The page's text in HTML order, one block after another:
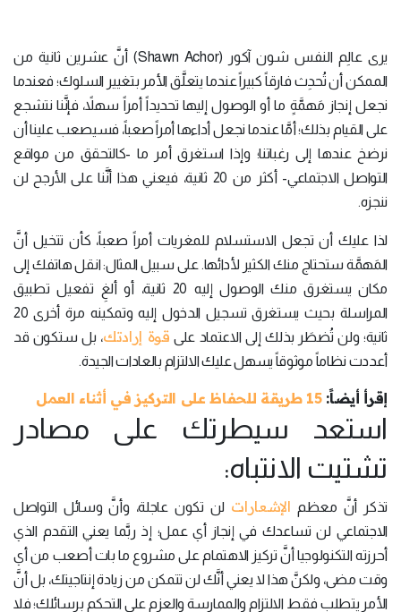
يرى عالِم النفس شون آكور (Shawn Achor) أنَّ عشرين ثانية من
الممكن أن تُحدِث فارقاً كبيراً عندما يتعلَّق الأمر بتغيير السلوك؛ فعندما
نجعل إنجاز مَهمَّةٍ ما أو الوصول إليها تحديداً أمراً سهلاً، فإنَّنا نتشجع
على القيام بذلك؛ أمَّا عندما نجعل أداءها أمراً صعباً، فسيصعب علينا أن
نرضخ عندها إلى رغباتنا؛ وإذا استغرق أمر ما -كالتحقق من مواقع
التواصل الاجتماعي- أكثر من 20 ثانية، فيعني هذا أنَّنا على الأرجح لن
ننجزه.
لذا عليك أن تجعل الاستسلام للمغريات أمراً صعباً، كأن تتخيل أنَّ
المَهمَّة ستحتاج منك الكثير لأدائها. على سبيل المثال: انقل هاتفك إلى
مكان يستغرق منك الوصول إليه 20 ثانية، أو ألغِ تفعيل تطبيق
المراسلة بحيث يستغرق تسجيل الدخول إليه وتمكينه مرة أخرى 20
ثانية؛ ولن تُضطَر بذلك إلى الاعتماد على قوة إرادتك، بل ستكون قد
أعددت نظاماً موثوقاً يسهل عليك الالتزام بالعادات الجيدة.
إقرأ أيضاً:15 طريقة للحفاظ على التركيز في أثناء العمل
استعد سيطرتك على مصادر
تشتيت الانتباه:
تذكر أنَّ معظم الإشعارات لن تكون عاجلة، وأنَّ وسائل التواصل
الاجتماعي لن تساعدك في إنجاز أي عمل؛ إذ ربَّما يعني التقدم الذي
أحرزته التكنولوجيا أنَّ تركيز الاهتمام على مشروع ما بات أصعب من أي
وقت مضى، ولكنَّ هذا لا يعني أنَّك لن تتمكن من زيادة إنتاجيتك، بل أنَّ
الأمر يتطلب فقط الالتزام والممارسة والعزم على التحكم برسائلك؛ فلا